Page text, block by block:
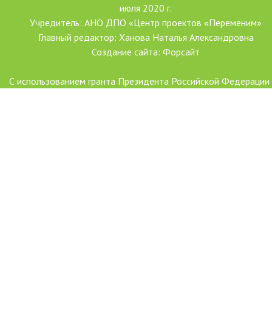
июля 2020 г.
Учредитель: АНО ДПО «Центр проектов «Переменим»
Главный редактор: Ханова Наталья Александровна
Создание сайта: Форсайт
С использованием гранта Президента Российской Федерации